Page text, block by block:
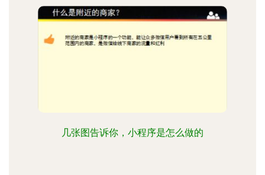
几张图告诉你，小程序是怎么做的